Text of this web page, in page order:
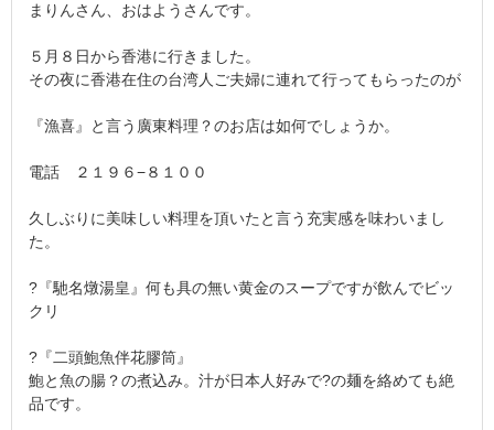
まりんさん、おはようさんです。
５月８日から香港に行きました。
その夜に香港在住の台湾人ご夫婦に連れて行ってもらったのが
『漁喜』と言う廣東料理？のお店は如何でしょうか。
電話 ２１９６−８１００
久しぶりに美味しい料理を頂いたと言う充実感を味わいまし
た。
?『馳名燉湯皇』何も具の無い黄金のスープですが飲んでビッ
クリ
?『二頭鮑魚伴花膠筒』
鮑と魚の腸？の煮込み。汁が日本人好みで?の麺を絡めても絶
品です。